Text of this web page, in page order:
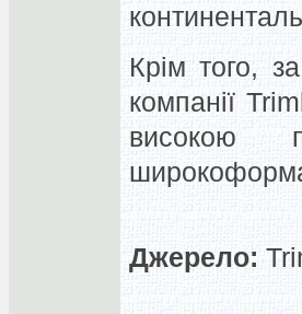
Крім того,
компанії
високою
Джерело: